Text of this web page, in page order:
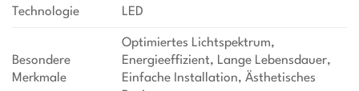
Technologie LED
Besondere
Merkmale
Optimiertes Lichtspektrum,
Energieeffizient, Lange Lebensdauer,
Einfache Installation, Ästhetisches